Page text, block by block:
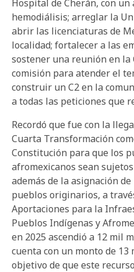
Hospital de Cherán, con un
hemodiálisis; arreglar la
abrir las licenciaturas de
localidad; fortalecer a las
sostener una reunión en la
comisión para atender el
construir un C2 en la
a todas las peticiones que
Recordó que fue con la
Cuarta Transformación
Constitución para que los
afromexicanos sean
además de la asignación
pueblos originarios, a
Aportaciones para la
Pueblos Indígenas y
en 2025 ascendió a 12 mil
cuenta con un monto de 13
objetivo de que este